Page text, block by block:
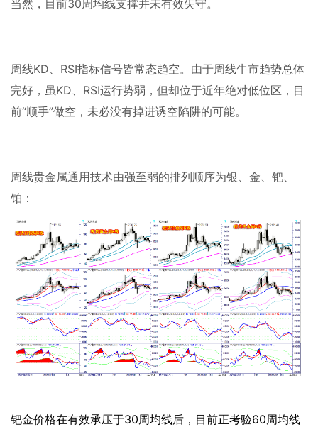
当然，目前30周均线支撑并未有效失守。
周线KD RSI指标信号皆常态趋空。由于周线牛市趋势总体
完好，虽KD RSI运行势弱，但却位于近年绝对低位区，目
前“顺手”做空，未必没有掉进诱空陷阱的可能。
周线贵金属通用技术由强至弱的排列顺序为银、金、钯、
铂：
钯金价格在有效承压于30周均线后，目前正考验60周均线